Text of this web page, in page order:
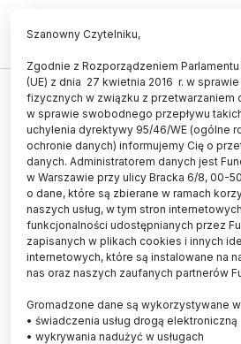
UCZELNIE I INSTYTUCJE
Psychologia znów
najpopularniejszym
na Uniwersytecie
chętnych na miejsce
14.07.2025
aktualizacja: 14.07.2025
2 minuty czytania
Szanowny Czytelniku,
Zgodnie z Rozporządzeniem
(UE) z dnia 27 kwietnia 2016 r. w
fizycznych w związku z przetwarzaniem
w sprawie swobodnego przepływu
uchylenia dyrektywy 95/46/WE (ogólne
ochronie danych) informujemy Cię o
danych. Administratorem danych jest
w Warszawie przy ulicy Bracka 6/8, 00-
o dane, które są zbierane w ramach
naszych usług, w tym stron
funkcjonalności udostępnianych przez
zapisanych w plikach cookies i innych
internetowych, które są instalowane na
nas oraz naszych zaufanych partnerów
Gromadzone dane są wykorzystywane
• świadczenia usług drogą elektroniczną
• wykrywania nadużyć w usługach